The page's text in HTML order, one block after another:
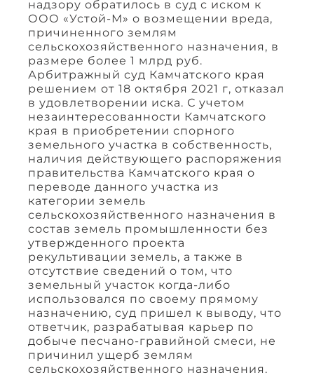
надзору обратилось в суд с иском к
ООО «Устой-М» о возмещении вреда,
причиненного землям
сельскохозяйственного назначения, в
размере более 1 млрд руб.
Арбитражный суд Камчатского края
решением от 18 октября 2021 г, отказал
в удовлетворении иска. С учетом
незаинтересованности Камчатского
края в приобретении спорного
земельного участка в собственность,
наличия действующего распоряжения
правительства Камчатского края о
переводе данного участка из
категории земель
сельскохозяйственного назначения в
состав земель промышленности без
утвержденного проекта
рекультивации земель, а также в
отсутствие сведений о том, что
земельный участок когда-либо
использовался по своему прямому
назначению, суд пришел к выводу, что
ответчик, разрабатывая карьер по
добыче песчано-гравийной смеси, не
причинил ущерб землям
сельскохозяйственного назначения.